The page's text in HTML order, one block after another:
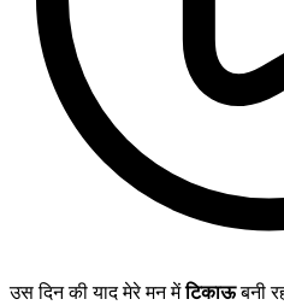
उस दिन की याद मेरे मन मेंटिकाऊबनी